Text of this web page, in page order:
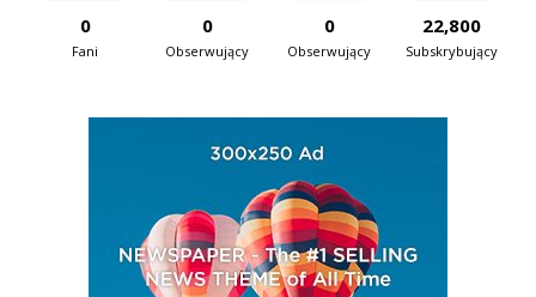
0
Fani
0
Obserwujący
0
Obserwujący
22,800
Subskrybujący